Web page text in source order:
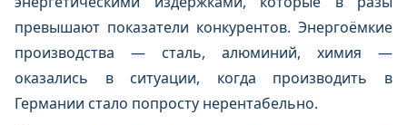
превышают показатели конкурентов. Энергоёмкие
производства — сталь, алюминий, химия —
оказались в ситуации, когда производить в
Германии стало попросту нерентабельно.